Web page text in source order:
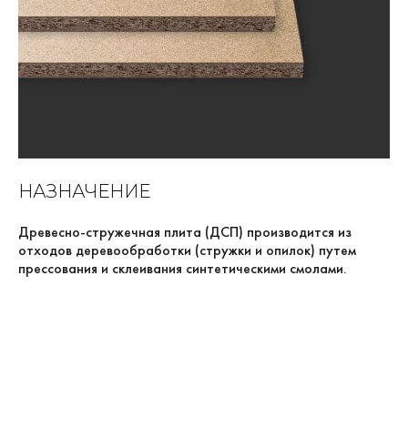
НАЗНАЧЕНИЕ
Древесно-стружечная плита (ДСП) производится из
отходов деревообработки (стружки и опилок) путем
прессования и склеивания синтетическими смолами.